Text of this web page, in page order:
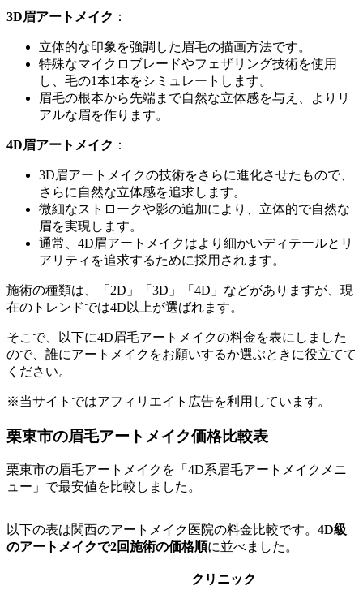
3D眉アートメイク ：
立体的な印象を強調した眉毛の描画方法です。
特殊なマイクロブレードやフェザリング技術を使用
し、毛の1本1本をシミュレートします。
眉毛の根本から先端まで自然な立体感を与え、よりリ
アルな眉を作ります。
4D眉アートメイク ：
3D眉アートメイクの技術をさらに進化させたもので、
さらに自然な立体感を追求します。
微細なストロークや影の追加により、立体的で自然な
眉を実現します。
通常、4D眉アートメイクはより細かいディテールとリ
アリティを追求するために採用されます。
施術の種類は、「2D」「3D」「4D」などがありますが、現
在のトレンドでは4D以上が選ばれます。
そこで、以下に4D眉毛アートメイクの料金を表にしました
ので、誰にアートメイクをお願いするか選ぶときに役立てて
ください。
※当サイトではアフィリエイト広告を利用しています。
栗東市の眉毛アートメイク価格比較表
栗東市の眉毛アートメイクを「4D系眉毛アートメイクメニ
ュー」で最安値を比較しました。
以下の表は関西のアートメイク医院の料金比較です。 4D級
のアートメイクで2回施術の価格順に並べました。
クリニック